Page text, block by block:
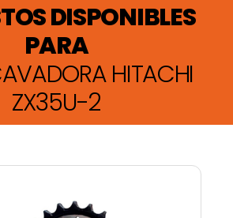
DISPONIBLES
PARA
HITACHI
ZX35U-2